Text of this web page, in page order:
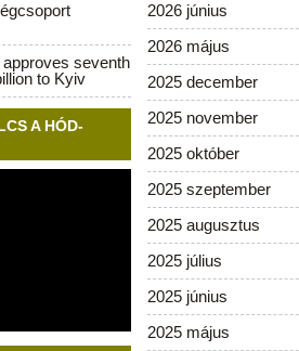
seventh
to Kyiv
A HÓD-
2026 június
2026 május
2025 december
2025 november
2025 október
2025 szeptember
2025 augusztus
2025 július
2025 június
2025 május